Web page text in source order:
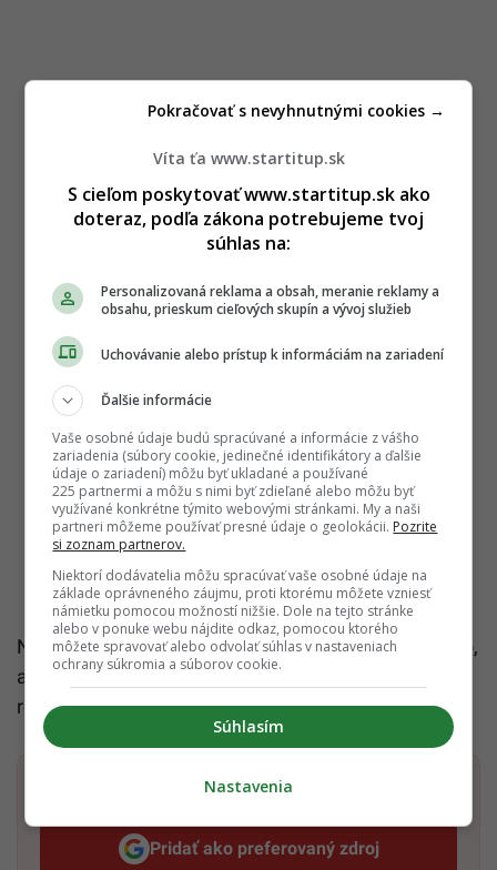
Nie je to teda len o genetike či veku. Veľkú časť toho,
ako bude tvoj mozog fungovať o desať či dvadsať
rokov, ovplyvňuje práve večerný režim.
Dostaň Startitup do svojich Google odporúčaní
Pridať ako preferovaný zdroj
Startitup, odkaz sa otvorí v
Víta ťa www.startitup.sk
S cieľom poskytovať www.startitup.sk ako
doteraz, podľa zákona potrebujeme tvoj
súhlas na:
Personalizovaná reklama a obsah, meranie reklamy a
obsahu, prieskum cieľových skupín a vývoj služieb
Uchovávanie alebo prístup k informáciám na zariadení
Ďalšie informácie
Vaše osobné údaje budú spracúvané a informácie z vášho
zariadenia (súbory cookie, jedinečné identifikátory a ďalšie
údaje o zariadení) môžu byť ukladané a používané
225 partnermi a môžu s nimi byť zdieľané alebo môžu byť
využívané konkrétne týmito webovými stránkami. My a naši
partneri môžeme používať presné údaje o geolokácii. Pozrite
si zoznam partnerov.
Niektorí dodávatelia môžu spracúvať vaše osobné údaje na
základe oprávneného záujmu, proti ktorému môžete vzniesť
námietku pomocou možností nižšie. Dole na tejto stránke
alebo v ponuke webu nájdite odkaz, pomocou ktorého
môžete spravovať alebo odvolať súhlas v nastaveniach
ochrany súkromia a súborov cookie.
Súhlasím
Pokračovať s nevyhnutnými cookies →
Nastavenia